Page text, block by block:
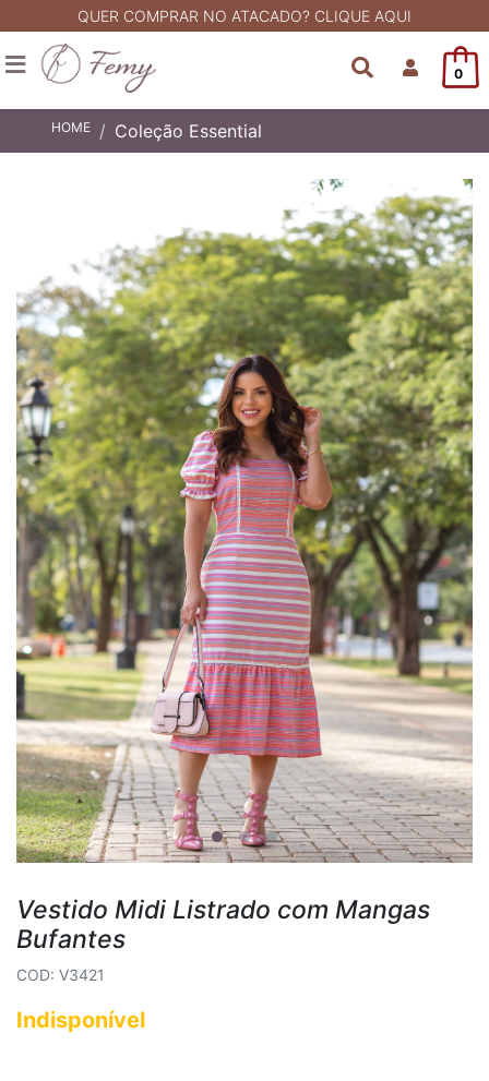
QUER COMPRAR NO ATACADO? CLIQUE AQUI
0
HOME Coleção Essential
Vestido Midi Listrado com Mangas
Bufantes
COD: V3421
Indisponível